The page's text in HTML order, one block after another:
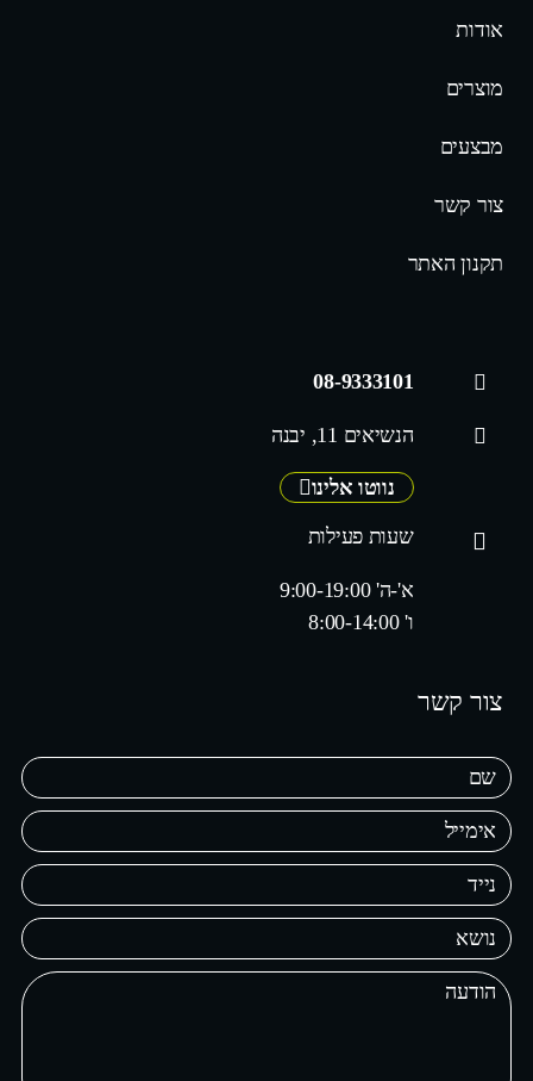
אודות
מוצרים
מבצעים
צור קשר
תקנון האתר
08-9333101
הנשיאים 11, יבנה
נווטו אלינו
שעות פעילות
א'-ה' 9:00-19:00
ו' 8:00-14:00
צור קשר